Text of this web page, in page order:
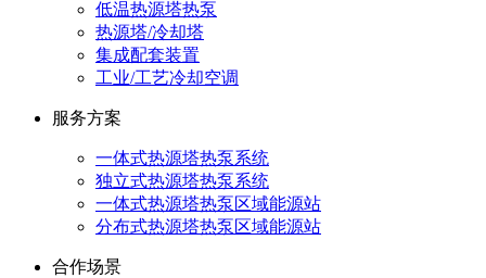
低温热源塔热泵
热源塔/冷却塔
集成配套装置
工业/工艺冷却空调
服务方案
一体式热源塔热泵系统
独立式热源塔热泵系统
一体式热源塔热泵区域能源站
分布式热源塔热泵区域能源站
合作场景